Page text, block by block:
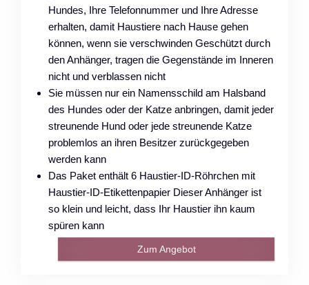
Hundes, Ihre Telefonnummer und Ihre Adresse
erhalten, damit Haustiere nach Hause gehen
können, wenn sie verschwinden Geschützt durch
den Anhänger, tragen die Gegenstände im Inneren
nicht und verblassen nicht
Sie müssen nur ein Namensschild am Halsband
des Hundes oder der Katze anbringen, damit jeder
streunende Hund oder jede streunende Katze
problemlos an ihren Besitzer zurückgegeben
werden kann
Das Paket enthält 6 Haustier-ID-Röhrchen mit
Haustier-ID-Etikettenpapier Dieser Anhänger ist
so klein und leicht, dass Ihr Haustier ihn kaum
spüren kann
Zum Angebot